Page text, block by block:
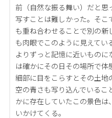
前（自然な振る舞い）だと思
写すことは難しかった。そこ
も重ね合わせることで別の
も肉眼でこのように見えてい
よりずっと記憶に近いもの
は確かにその日その場所で
細部に目をこらすとその土地
空の⻘さも写り込んでいるこ
かに存在していたこの景色は
いかけてくる。